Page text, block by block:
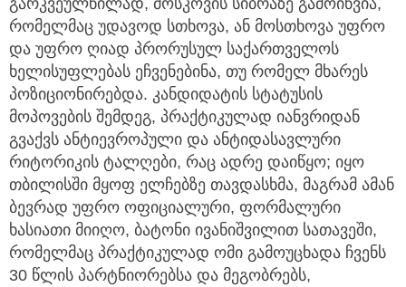
რომელმაც უდავოდ სთხოვა, ან მოსთხოვა უფრო
და უფრო ღიად პრორუსულ საქართველოს
ხელისუფლებას ეჩვენებინა, თუ რომელ მხარეს
პოზიციონირებდა. კანდიდატის სტატუსის
მოპოვების შემდეგ, პრაქტიკულად იანვრიდან
გვაქვს ანტიევროპული და ანტიდასავლური
რიტორიკის ტალღები, რაც ადრე დაიწყო; იყო
თბილისში მყოფ ელჩებზე თავდასხმა, მაგრამ ამან
ბევრად უფრო ოფიციალური, ფორმალური
ხასიათი მიიღო, ბატონი ივანიშვილით სათავეში,
რომელმაც პრაქტიკულად ომი გამოუცხადა ჩვენს
30 წლის პარტნიორებსა და მეგობრებს,